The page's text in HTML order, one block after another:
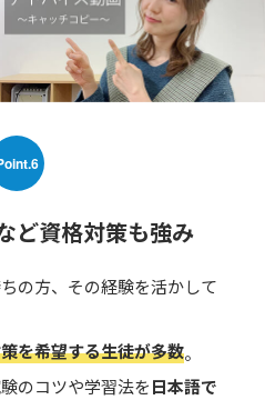
ど資格対策も強み
の方、その経験を活かして
を希望する生徒が多数。
のコツや学習法を日本語で